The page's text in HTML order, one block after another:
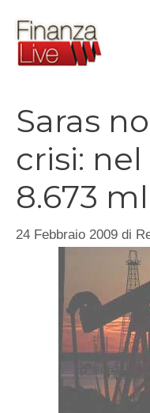
contenuto
Saras
crisi:
8.673
24 Febbraio 2009 di